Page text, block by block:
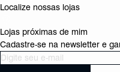
Localize nossas lojas
Lojas próximas de mim
Cadastre-se na newsletter e